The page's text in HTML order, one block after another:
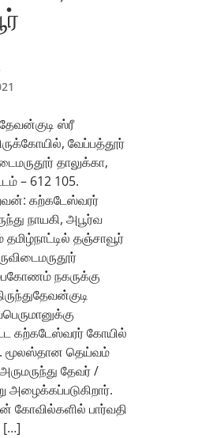
ஸ்ரீ
வேப்பத்தூர்
தாலுக்கா,
– 612 105.
கற்கடேஸ்வரர்
நாயகி, அபூர்வ
தமிழ்நாட்டில் தஞ்சாவூர்
நகருக்கு
கற்கடேஸ்வரர் கோயில்
மூலஸ்தான தெய்வம்
தேவர் /
அழைக்கப்படுகிறார்.
கோவில்களில் பார்வதி